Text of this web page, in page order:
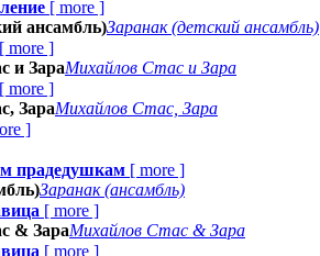
[ more ]
ансамбль)Заранак (детский ансамбль)
[ more ]
и ЗараМихайлов Стас и Зара
[ more ]
ЗараМихайлов Стас, Зара
]
прадедушкам [ more ]
Заранак (ансамбль)
[ more ]
& ЗараМихайлов Стас & Зара
[ more ]